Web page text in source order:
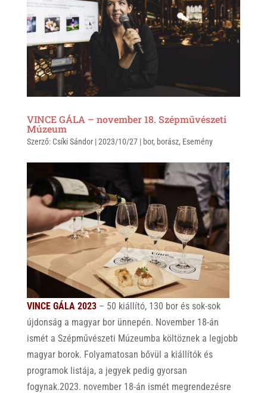
VINCE GÁLA – november 18. Szépművészeti
Múzeum
Szerző: Csíki Sándor|2023/10/27| bor, borász, Esemény
VINCE GÁLA 2023– 50 kiállító, 130 bor és sok-sok
újdonság a magyar bor ünnepén. November 18-án
ismét a Szépművészeti Múzeumba költöznek a legjobb
magyar borok. Folyamatosan bővül a kiállítók és
programok listája, a jegyek pedig gyorsan
fogynak.2023. november 18-án ismét megrendezésre